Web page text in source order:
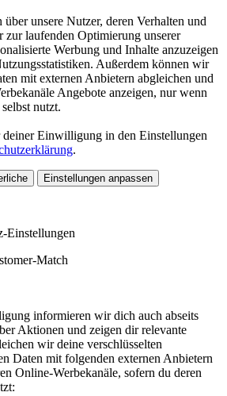
unsere Nutzer, deren Verhalten und
zur laufenden Optimierung unserer
Werbung und Inhalte anzuzeigen
Außerdem können wir
mit externen Anbietern abgleichen und
Angebote anzeigen, nur wenn
nutzt.
Einwilligung in den Einstellungen
.
Einstellungen anpassen
Einstellungen
Match
informieren wir dich auch abseits
Aktionen und zeigen dir relevante
wir deine verschlüsselten
Daten mit folgenden externen Anbietern
Online-Werbekanäle, sofern du deren